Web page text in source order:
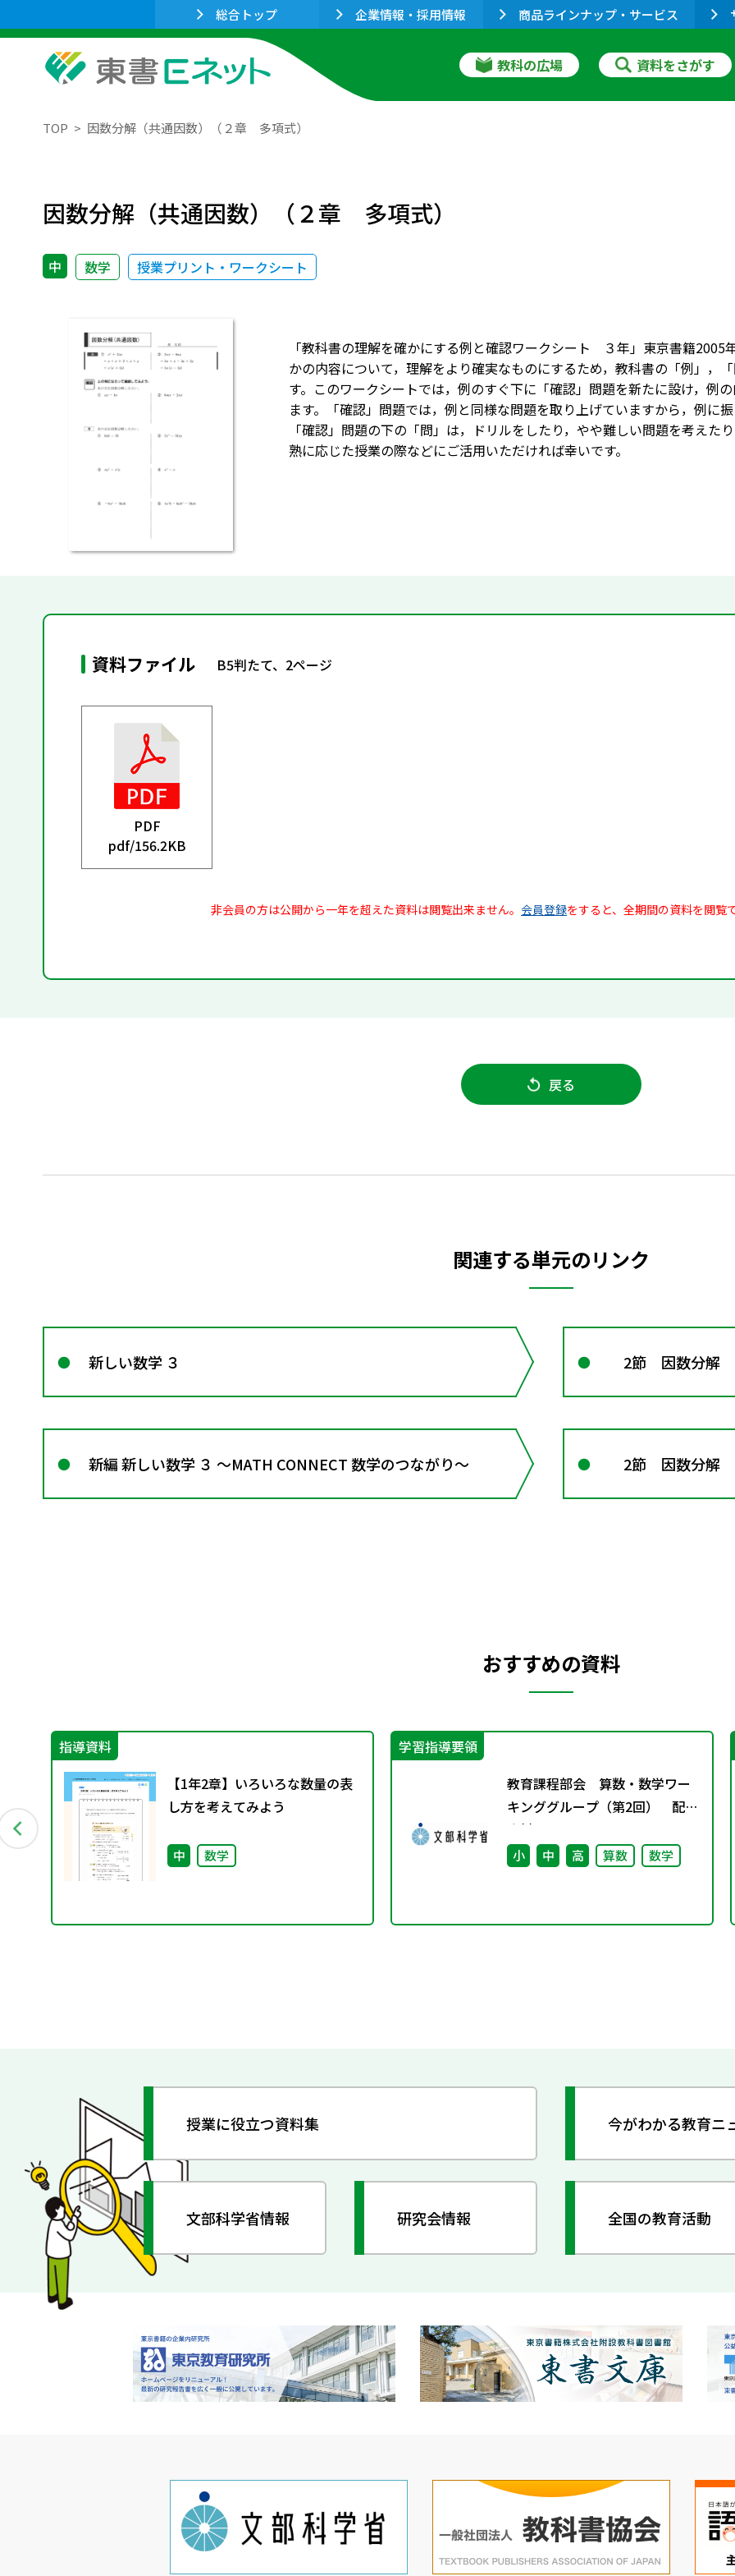
総合トップ 企業情報・採用情報 商品ラインナップ・サービス
教科の広場 資料をさがす
TOP 因数分解（共通因数）（２章 多項式）
因数分解（共通因数）（２章 多項式）
中 数学 授業プリント・ワークシート
「教科書の理解を確かにする例と確認ワークシート ３年」東京書籍
かの内容について，理解をより確実なものにするため，教科書の「例」，
す。このワークシートでは，例のすぐ下に「確認」問題を新たに設け，例
ます。「確認」問題では，例と同様な問題を取り上げていますから，例に
「確認」問題の下の「問」は，ドリルをしたり，やや難しい問題を考えた
熟に応じた授業の際などにご活用いただければ幸いです。
資料ファイル B5判たて、2ページ
PDF
pdf/156.2KB
非会員の方は公開から一年を超えた資料は閲覧出来ません。 会員登録をすると、全期間の資料を閲覧
戻る
関連する単元のリンク
新しい数学 ３ 2節 因数分解
新編 新しい数学 ３ ～MATH CONNECT 数学のつながり～ 2節 因数分解
おすすめの資料
指導資料
【1年2章】いろいろな数量の表
し方を考えてみよう
中 数学
学習指導要領
教育課程部会 算数・数学ワー
キンググループ（第2回） 配付
資料
小 中 高 算数 数学
授業に役立つ資料集 今がわかる教育ニ
文部科学省情報 研究会情報 全国の教育活動